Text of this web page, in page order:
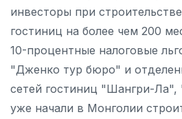
инвесторы при
гостиниц на более чем 200
10-процентные налоговые
"Дженко тур бюро" и
сетей гостиниц "Шангри-
уже начали в Монголии